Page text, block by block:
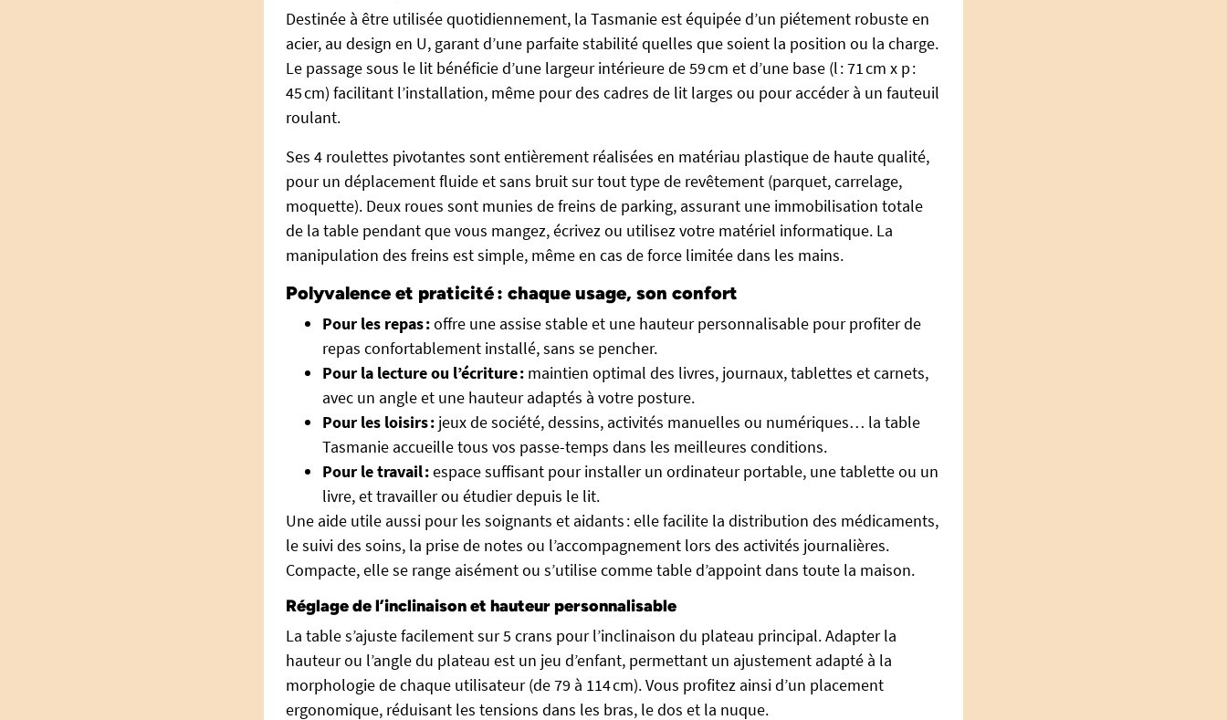
Destinée à être utilisée quotidiennement, la Tasmanie est équipée d’un piétement robuste en
acier, au design en U, garant d’une parfaite stabilité quelles que soient la position ou la charge.
Le passage sous le lit bénéficie d’une largeur intérieure de 59 cm et d’une base (l : 71 cm x p :
45 cm) facilitant l’installation, même pour des cadres de lit larges ou pour accéder à un fauteuil
roulant.
Ses 4 roulettes pivotantes sont entièrement réalisées en matériau plastique de haute qualité,
pour un déplacement fluide et sans bruit sur tout type de revêtement (parquet, carrelage,
moquette). Deux roues sont munies de freins de parking, assurant une immobilisation totale
de la table pendant que vous mangez, écrivez ou utilisez votre matériel informatique. La
manipulation des freins est simple, même en cas de force limitée dans les mains.
Polyvalence et praticité : chaque usage, son confort
Pour les repas :offre une assise stable et une hauteur personnalisable pour profiter de
repas confortablement installé, sans se pencher.
Pour la lecture ou l’écriture : maintien optimal des livres, journaux, tablettes et carnets,
avec un angle et une hauteur adaptés à votre posture.
Pour les loisirs : jeux de société, dessins, activités manuelles ou numériques… la table
Tasmanie accueille tous vos passe-temps dans les meilleures conditions.
Pour le travail :espace suffisant pour installer un ordinateur portable, une tablette ou un
livre, et travailler ou étudier depuis le lit.
Une aide utile aussi pour les soignants et aidants : elle facilite la distribution des médicaments,
le suivi des soins, la prise de notes ou l’accompagnement lors des activités journalières.
Compacte, elle se range aisément ou s’utilise comme table d’appoint dans toute la maison.
Réglage de l’inclinaison et hauteur personnalisable
La table s’ajuste facilement sur 5 crans pour l’inclinaison du plateau principal. Adapter la
hauteur ou l’angle du plateau est un jeu d’enfant, permettant un ajustement adapté à la
morphologie de chaque utilisateur (de 79 à 114 cm). Vous profitez ainsi d’un placement
ergonomique, réduisant les tensions dans les bras, le dos et la nuque.